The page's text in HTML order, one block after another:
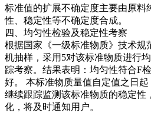
标准值的扩展不确定度主要由原料
性、稳定性等不确定度合成。
四、均匀性检验及稳定性考察
根据国家《一级标准物质》技术规
机抽样，采用5对该标准物质进行
踪考察。结果表明：均匀性符合F
好。 本标准物质量值自定值之日
继续跟踪监测该标准物质的稳定性
化，将及时通知用户。